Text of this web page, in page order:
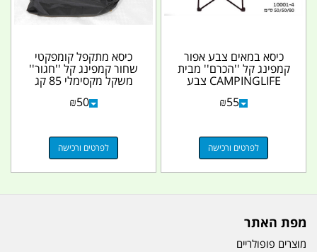
כיסא במאים צבע אפור
קמפינג קל ''הכרם'' מבית
CAMPINGLIFE צבע
₪55
לפרטים ורכישה
כיסא מתקפל קומפקטי
שחור קמפינג קל ''חגור''
משקל מקסימלי 85 קג
קמפינג לייף
₪50
לפרטים ורכישה
מפת האתר
מוצרים פופולריים